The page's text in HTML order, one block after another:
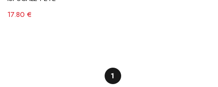
17.80 €
1